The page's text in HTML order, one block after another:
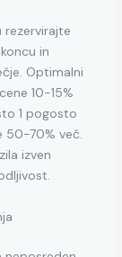
rezervirajte
in
Optimalni
10-15%
1 pogosto
50-70% več.
izven